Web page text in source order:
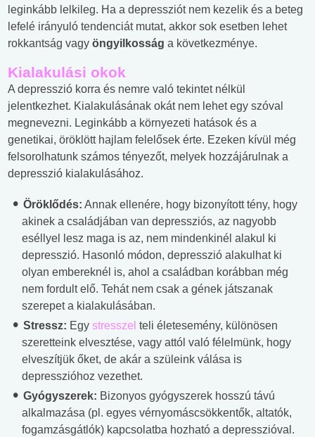
leginkább lelkileg. Ha a depressziót nem kezelik és a beteg
lefelé irányuló tendenciát mutat, akkor sok esetben lehet
rokkantság vagy öngyilkosság a következménye.
Kialakulási okok
A depresszió korra és nemre való tekintet nélkül
jelentkezhet. Kialakulásának okát nem lehet egy szóval
megnevezni. Leginkább a környezeti hatások és a
genetikai, öröklött hajlam felelősek érte. Ezeken kívül még
felsorolhatunk számos tényezőt, melyek hozzájárulnak a
depresszió kialakulásához.
Öröklődés: Annak ellenére, hogy bizonyított tény, hogy
akinek a családjában van depressziós, az nagyobb
eséllyel lesz maga is az, nem mindenkinél alakul ki
depresszió. Hasonló módon, depresszió alakulhat ki
olyan embereknél is, ahol a családban korábban még
nem fordult elő. Tehát nem csak a gének játszanak
szerepet a kialakulásában.
Stressz: Egy stresszel teli életesemény, különösen
szeretteink elvesztése, vagy attól való félelmünk, hogy
elveszítjük őket, de akár a szüleink válása is
depresszióhoz vezethet.
Gyógyszerek: Bizonyos gyógyszerek hosszú távú
alkalmazása (pl. egyes vérnyomáscsökkentők, altatók,
fogamzásgátlók) kapcsolatba hozható a depresszióval.